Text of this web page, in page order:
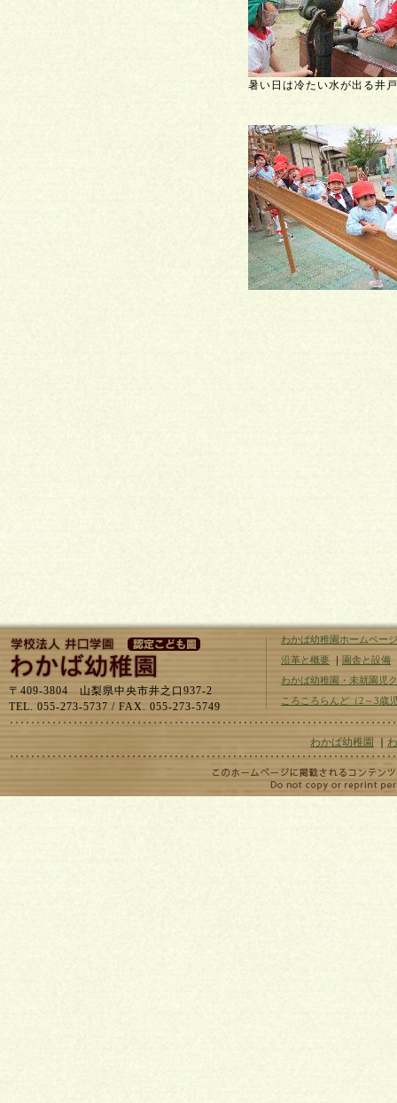
暑い日は冷たい水が出る井
〒409-3804 山梨県中央市井之口937-2
TEL. 055-273-5737 / FAX. 055-273-5749
わかば幼稚園ホームペー
沿革と概要 ｜ 園舎と設備
わかば幼稚園・未就園児
ころころらんど（2～3歳
わかば幼稚園